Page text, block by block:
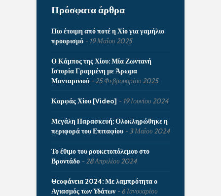
Πρόσφατα άρθρα
Πιο έτοιμη από ποτέ η Χίο για γαμήλιο
προορισμό
19 Μαΐου 2025
Ο Κάμπος της Χίου: Μία Ζωντανή
Ιστορία Γραμμένη με Άρωμα
Μανταρινιού
25 Φεβρουαρίου 2025
Καρφάς Χίου [Video] 19 Ιουνίου 2024
Μεγάλη Παρασκευή: Ολοκληρώθηκε η
περιφορά του Επιταφίου
3 Μαΐου 2024
Το έθιμο του ρουκετοπόλεμου στο
Βροντάδο
28 Απριλίου 2024
Θεοφάνεια 2024: Με λαμπρότητα ο
Αγιασμός των Υδάτων
6 Ιανουαρίου